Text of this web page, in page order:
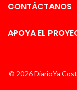
CONTÁCTANOS
APOYA EL
© 2026DiarioYa